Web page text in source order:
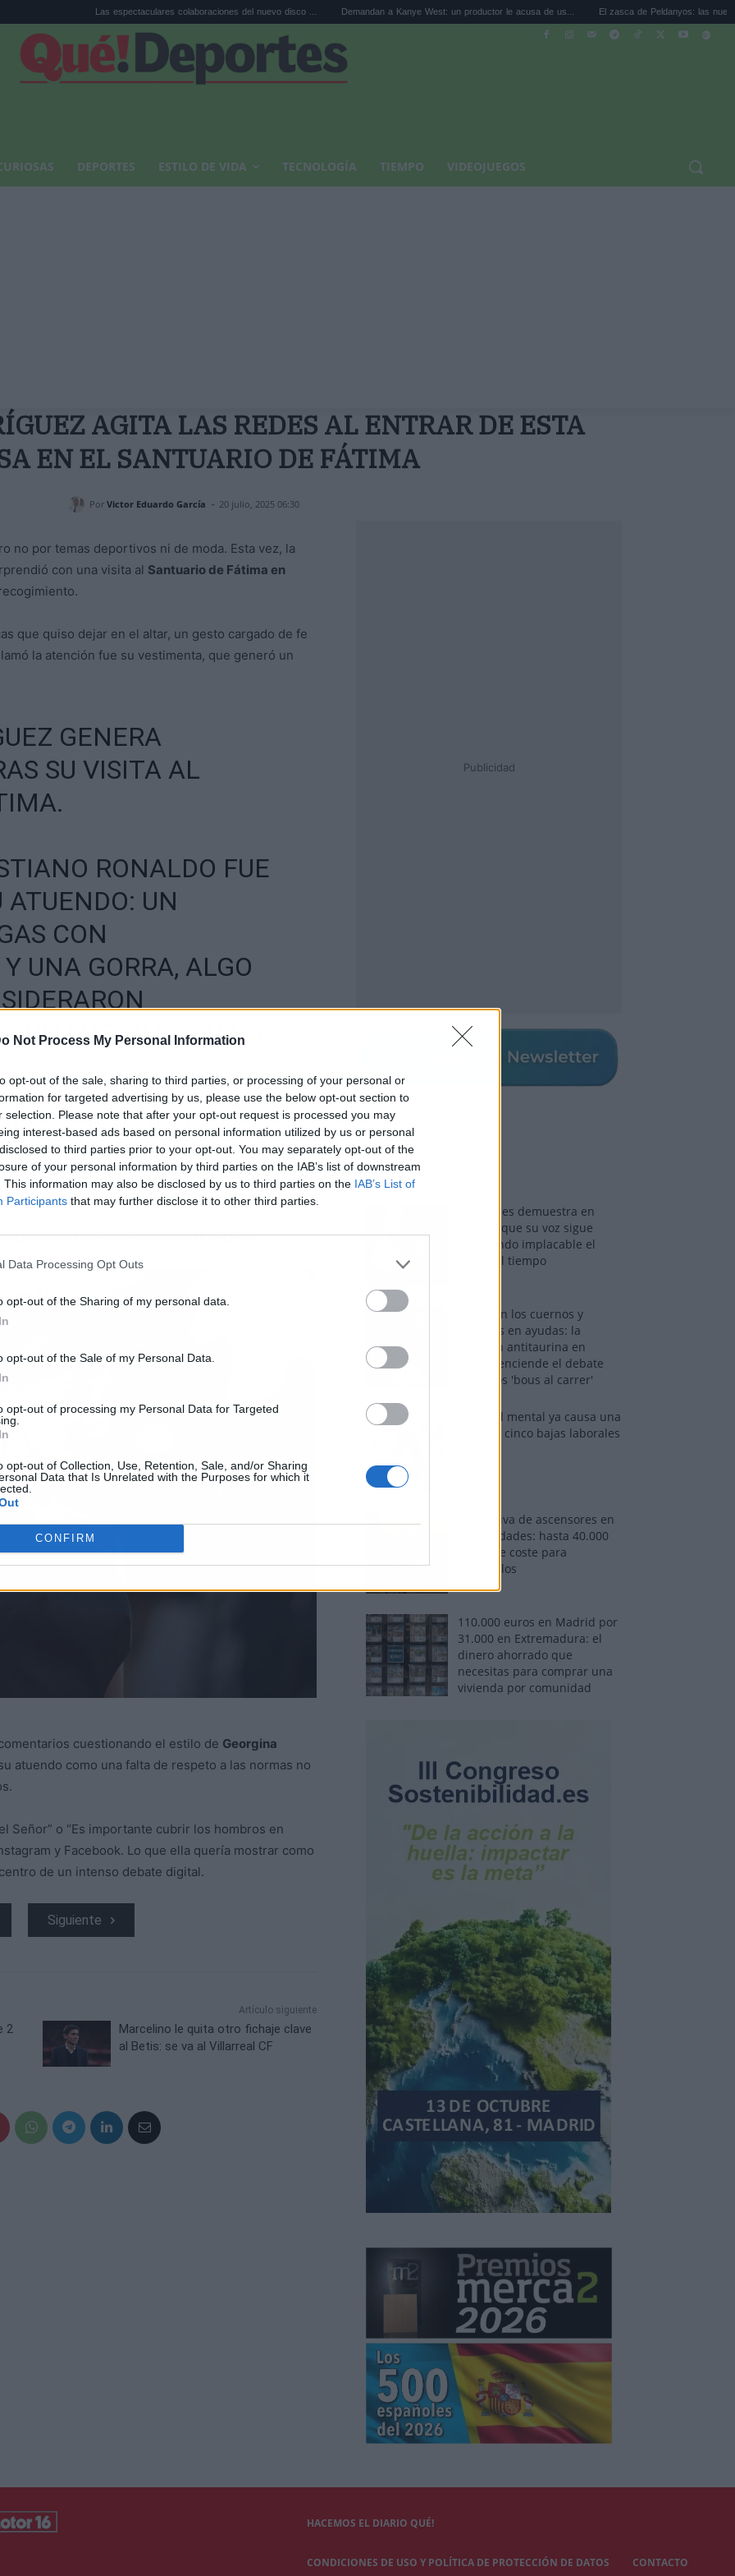
Not Process My Personal Information
opt-out of the sale, sharing to third parties, or processing of your personal or
for targeted advertising by us, please use the below opt-out section to
selection. Please note that after your opt-out request is processed you may
interest-based ads based on personal information utilized by us or personal
to third parties prior to your opt-out. You may separately opt-out of the
of your personal information by third parties on the IAB’s list of downstream
This information may also be disclosed by us to third parties on the IAB’s List of
Participants that may further disclose it to other third parties.
Data Processing Opt Outs
opt-out of the Sharing of my personal data.
opt-out of the Sale of my Personal Data.
opt-out of processing my Personal Data for Targeted
opt-out of Collection, Use, Retention, Sale, and/or Sharing
Data that Is Unrelated with the Purposes for which it
CONFIRM
Las espectaculares colaboraciones del nuevo disco ... Demandan a Kanye West: un productor le acusa de us... El zasca de Peldanyos: las nuevas uvas
DEPORTES ESTILO DE VIDA TECNOLOGÍA TIEMPO VIDEOJUEGOS
AGITA LAS REDES AL ENTRAR DE ESTA
EN EL SANTUARIO DE FÁTIMA
Por Victor Eduardo García - 20 julio, 2025 06:30
no por temas deportivos ni de moda. Esta vez, la
con una visita al Santuario de Fátima en
que quiso dejar en el altar, un gesto cargado de fe
la atención fue su vestimenta, que generó un
GENERA
SU VISITA AL
RONALDO FUE
ATUENDO: UN
CON
UNA GORRA, ALGO
UN LUGAR SAGRADO.
MSOETDAN8M
July 19, 2025
con Georgina Rodríguez
cuestionando el estilo de Georgina
atuendo como una falta de respeto a las normas no
Señor” o “Es importante cubrir los hombros en
y Facebook. Lo que ella quería mostrar como
de un intenso debate digital.
Siguiente
2
Artículo siguiente
Marcelino le quita otro fichaje clave
al Betis: se va al Villarreal CF
Publicidad
Los más vistos
Tom Jones demuestra en
Madrid que su voz sigue
desafiando implacable el
paso del tiempo
Fuego en los cuernos y
millones en ayudas: la
rebelión antitaurina en
Alfafar enciende el debate
sobre los 'bous al carrer'
La salud mental ya causa una
de cada cinco bajas laborales
Normativa de ascensores en
comunidades: hasta 40.000
euros de coste para
adaptarlos
110.000 euros en Madrid por
31.000 en Extremadura: el
dinero ahorrado que
necesitas para comprar una
vivienda por comunidad
HACEMOS EL DIARIO QUÉ!
CONDICIONES DE USO Y POLÍTICA DE PROTECCIÓN DE DATOS CONTACTO